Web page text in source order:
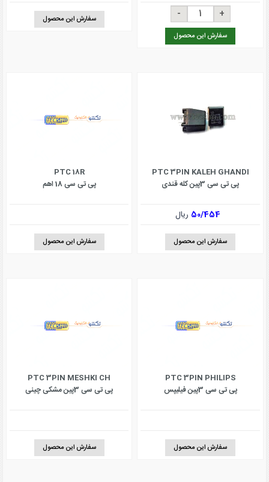
سفارش این محصول
سفارش این محصول
PTC 3PIN KALEH GHANDI
پی تی سی 3پین کله قندی
50/454 ریال
سفارش این محصول
PTC 18R
پی تی سی 18 اهم
سفارش این محصول
PTC 3PIN PHILIPS
پی تی سی 3پین فیلیپس
سفارش این محصول
PTC 3PIN MESHKI CH
پی تی سی 3پین مشکی چینی
سفارش این محصول